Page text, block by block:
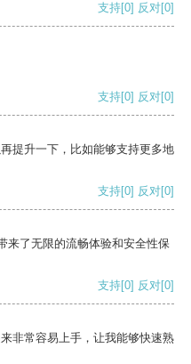
支持[0] 反对[0]
支持[0] 反对[0]
提升一下，比如能够支持更多地
支持[0] 反对[0]
来了无限的流畅体验和安全性保
支持[0] 反对[0]
非常容易上手，让我能够快速熟